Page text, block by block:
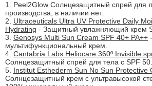
1. Peel2Glow Солнцезащитный спрей для
производства, в наличии нет.
2. Ultraceuticals Ultra UV Protective Daily
Hydrating - Защитный увлажняющий крем
3. Genosys Multi Sun Cream SPF 40+ PA++
мультифункциональный крем.
4. Cantabria Labs Heliocare 360º Invisible
Солнцезащитный спрей для тела с SPF 50.
5. Institut Esthederm Sun No Sun Protective
Солнцезащитный крем с ультравысокой